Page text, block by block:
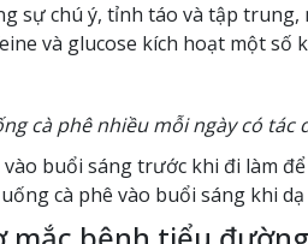
sự chú ý, tỉnh táo và tập
và glucose kích hoạt một số
cà phê nhiều mỗi ngày có tác
buổi sáng trước khi đi làm
cà phê vào buổi sáng khi